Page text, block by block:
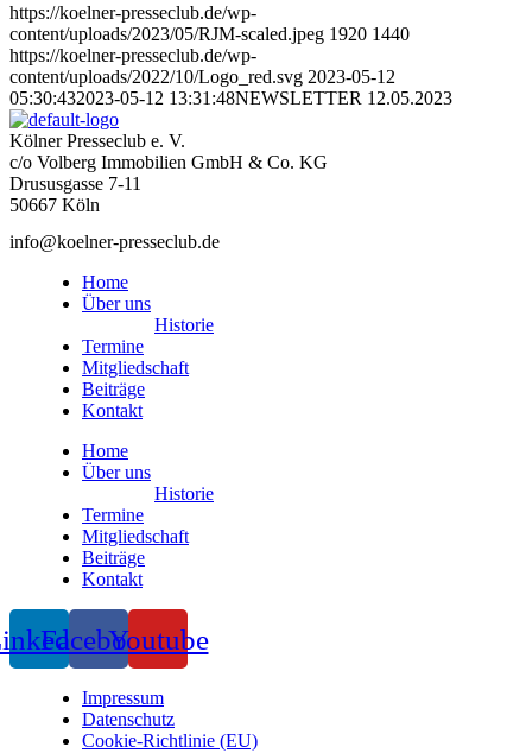
https://koelner-presseclub.de/wp-
content/uploads/2023/05/RJM-scaled.jpeg 1920 1440
https://koelner-presseclub.de/wp-
content/uploads/2022/10/Logo_red.svg 2023-05-12
05:30:432023-05-12 13:31:48NEWSLETTER 12.05.2023
Kölner Presseclub e. V.
c/o Volberg Immobilien GmbH & Co. KG
Drususgasse 7-11
50667 Köln
info@koelner-presseclub.de
Home
Über uns
Historie
Termine
Mitgliedschaft
Beiträge
Kontakt
Home
Über uns
Historie
Termine
Mitgliedschaft
Beiträge
Kontakt
FacebookYoutube
Impressum
Datenschutz
Cookie-Richtlinie (EU)